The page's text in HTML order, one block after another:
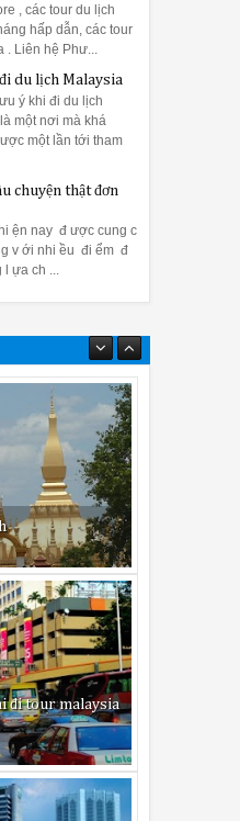
, các tour du lịch
hấp dẫn, các tour
Liên hệ Phư...
du lịch Malaysia
ý khi đi du lịch
một nơi mà khá
một lần tới tham
chuyện thật đơn
ện nay đ ược cung c
v ới nhi ều đi ểm đ
l ựa ch ...
đi tour malaysia